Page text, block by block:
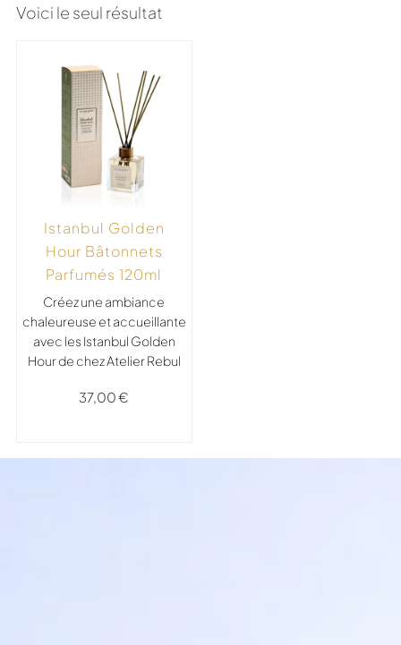
Voici le seul résultat
Istanbul Golden
Hour Bâtonnets
Parfumés 120ml
Créez une ambiance
chaleureuse et accueillante
avec lesIstanbul Golden
Hour de chez Atelier Rebul
37,00€